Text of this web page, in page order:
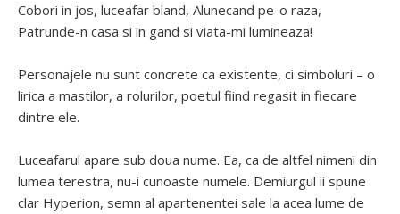
Cobori in jos, luceafar bland, Alunecand pe-o raza,
Patrunde-n casa si in gand si viata-mi lumineaza!
Personajele nu sunt concrete ca existente, ci simboluri – o
lirica a mastilor, a rolurilor, poetul fiind regasit in fiecare
dintre ele.
Luceafarul apare sub doua nume. Ea, ca de altfel nimeni din
lumea terestra, nu-i cunoaste numele. Demiurgul ii spune
clar Hyperion, semn al apartenentei sale la acea lume de